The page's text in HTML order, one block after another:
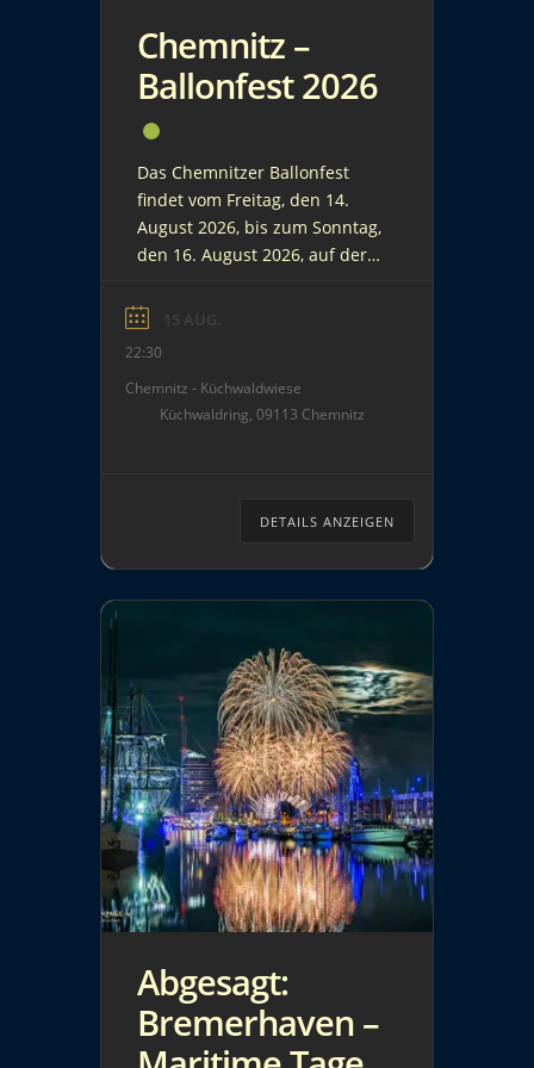
Chemnitz –
Ballonfest 2026
Das Chemnitzer Ballonfest
findet vom Freitag, den 14.
August 2026, bis zum Sonntag,
den 16. August 2026, auf der
von Chemnitz statt. Viele
werden an allen Tagen
geboten. Am Samstag wird
voraussichtlich nach dem
Uhr gezündet. Weitere
15 AUG.
22:30
Chemnitz - Küchwaldwiese
Küchwaldring, 09113 Chemnitz
DETAILS ANZEIGEN
Abgesagt:
Bremerhaven –